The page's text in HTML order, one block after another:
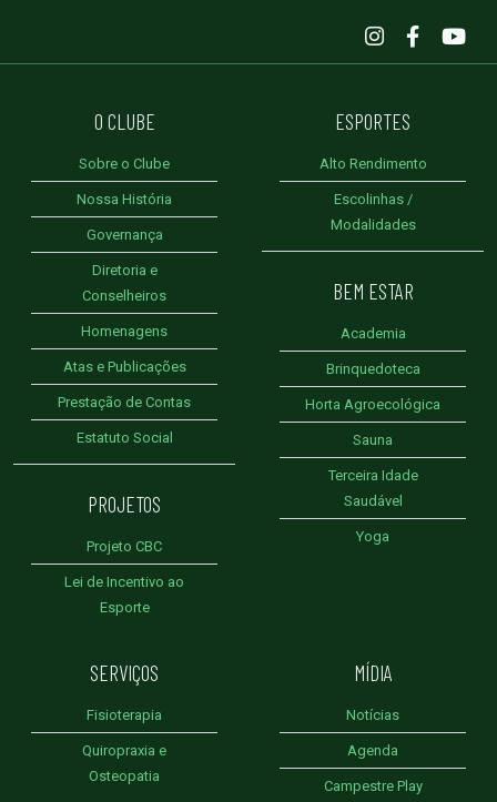
O CLUBE
Sobre o Clube
Nossa História
Governança
Diretoria e
Conselheiros
Homenagens
Atas e Publicações
Prestação de Contas
Estatuto Social
PROJETOS
Projeto CBC
Lei de Incentivo ao
Esporte
ESPORTES
Alto Rendimento
Escolinhas /
Modalidades
BEM ESTAR
Academia
Brinquedoteca
Horta Agroecológica
Sauna
Terceira Idade
Saudável
Yoga
SERVIÇOS
Fisioterapia
Quiropraxia e
Osteopatia
MÍDIA
Notícias
Agenda
Campestre Play